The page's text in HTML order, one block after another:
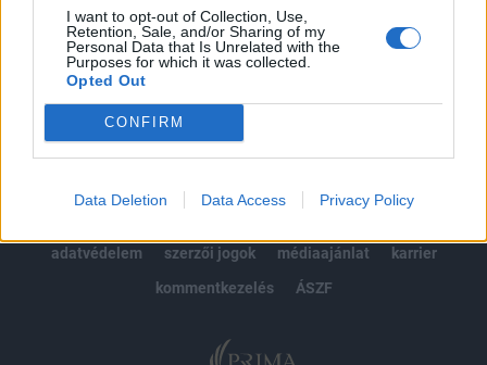
I want to opt-out of Collection, Use,
Retention, Sale, and/or Sharing of my
Personal Data that Is Unrelated with the
Purposes for which it was collected.
Opted Out
CONFIRM
Data Deletion Data Access Privacy Policy
MÁR ELŐFIZETŐNK VAGY?BEJELENTKEZÉS
adatvédelem
szerzői jogok médiaajánlat
karrier
kommentkezelés
ÁSZF